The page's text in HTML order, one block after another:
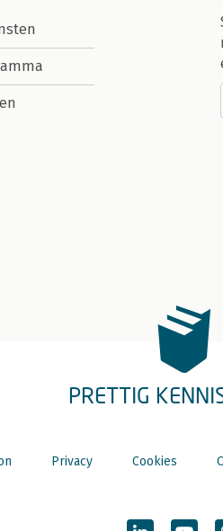
PRETTIG
Privacy Cookies